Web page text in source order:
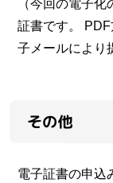
（今回の電子
証書です。
子メールにより
その他
電子証書の申込